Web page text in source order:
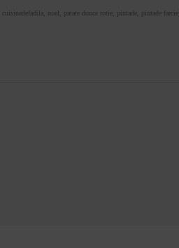
cuisinedefadila, noel, patate douce rotie, pintade, pintade farcie,